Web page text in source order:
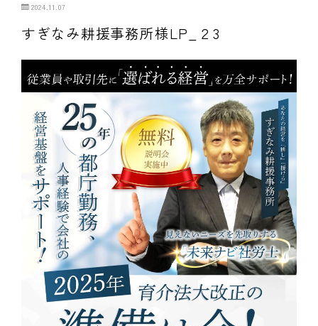
2024.11.07
すぎなみ耕援事務所様LP_２3